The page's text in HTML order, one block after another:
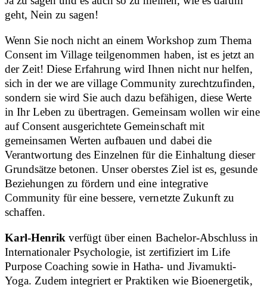
geht, Nein zu sagen!
Wenn Sie noch nicht an einem Workshop zum Thema
Consent im Village teilgenommen haben, ist es jetzt an
der Zeit! Diese Erfahrung wird Ihnen nicht nur helfen,
sich in der we are village Community zurechtzufinden,
sondern sie wird Sie auch dazu befähigen, diese Werte
in Ihr Leben zu übertragen. Gemeinsam wollen wir eine
auf Consent ausgerichtete Gemeinschaft mit
gemeinsamen Werten aufbauen und dabei die
Verantwortung des Einzelnen für die Einhaltung dieser
Grundsätze betonen. Unser oberstes Ziel ist es, gesunde
Beziehungen zu fördern und eine integrative
Community für eine bessere, vernetzte Zukunft zu
schaffen.
Karl-Henrikverfügt über einen Bachelor-Abschluss in
Internationaler Psychologie, ist zertifiziert im Life
Purpose Coaching sowie in Hatha- und Jivamukti-
Yoga. Zudem integriert er Praktiken wie Bioenergetik,